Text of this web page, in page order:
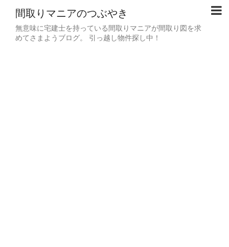
間取りマニアのつぶやき
無意味に宅建士を持っている間取りマニアが間取り図を求
めてさまようブログ。 引っ越し物件探し中！